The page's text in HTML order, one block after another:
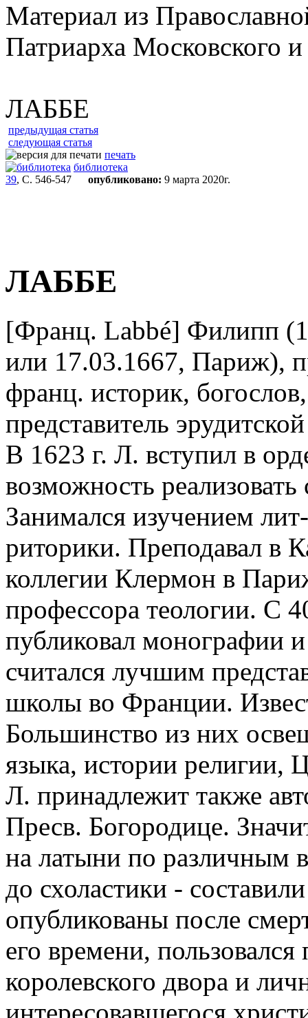
Материал из
Патриарха Московского
ЛАББЕ
предыдущая статья
следующая статья
печать
библиотека
39, С. 546-547 опубликовано: 9 марта 2020г.
ЛАББЕ
[Франц. Labbé] Филипп
или 17.03.1667, Париж),
франц. историк,
представитель
В 1623 г. Л. вступил в
возможность
Занимался изучением
риторики. Преподавал в
коллегии Клермон в
профессора теологии. С
публиковал
считался лучшим
школы во Франции.
Большинство из них
языка, истории религии,
Л. принадлежит также
Пресв. Богородице.
на латыни по различным
до схоластики -
опубликованы после
его времени,
королевского двора и
интересовавшегося